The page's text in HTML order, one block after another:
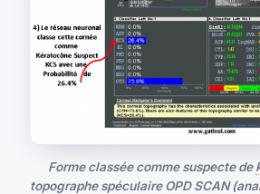
Forme classée comme suspecte de
topographe spéculaire OPD SCAN